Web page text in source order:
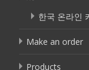
한국 온라인
Make an order
Products